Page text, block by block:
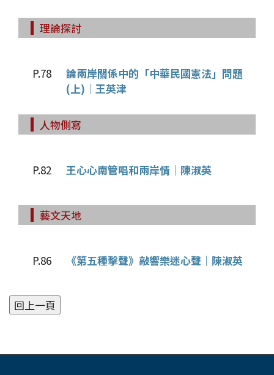
理論探討
P.78
論兩岸關係中的「中華民國憲法」問題
(上)│王英津
人物側寫
P.82 王心心南管唱和兩岸情│陳淑英
藝文天地
P.86 《第五種擊聲》敲響樂迷心聲│陳淑英